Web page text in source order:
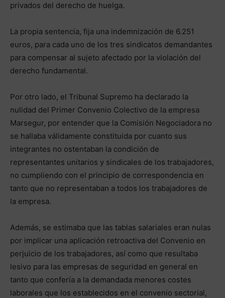
privados del derecho de huelga.
La propia sentencia, fija una indemnización de 6.251
euros, para cada uno de los tres sindicatos demandantes
para compensar al sujeto afectado por la violación del
derecho fundamental.
Por otro lado, el Tribunal Supremo ha declarado la
nulidad del Primer Convenio Colectivo de la empresa
Marsegur, por entender que la Comisión Negociadora no
se hallaba válidamente constituida por cuanto sus
integrantes no ostentaban la condición de
representantes unitarios y sindicales de los trabajadores,
no cumpliendo con el principio de correspondencia en
tanto que no representaban a todos los trabajadores de
la empresa.
Además, se estimaba que las tablas salariales eran nulas
por implicar una aplicación retroactiva del Convenio en
perjuicio de los trabajadores, así como que resultaba
lesivo para las empresas de seguridad en general en
tanto que confería a la demandada menores costes
laborales que los establecidos en el convenio sectorial,